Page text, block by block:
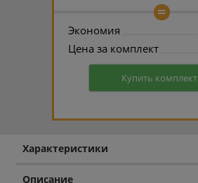
=
Экономия
Цена за комплект
Купить комплект
Характеристики
Описание